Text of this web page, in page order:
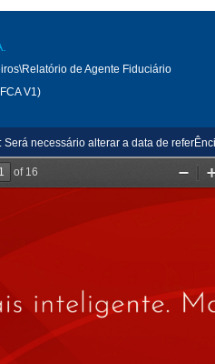
de Agente Fiduciário
V1)
Será necessário alterar a data de